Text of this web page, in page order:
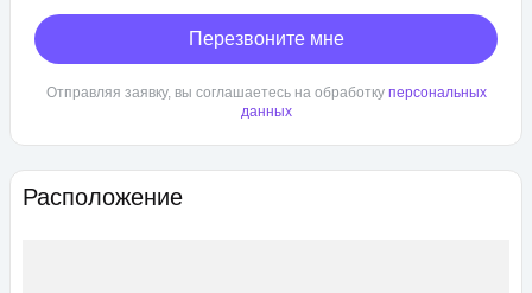
Расположение
Перезвоните мне
Отправляя заявку, вы соглашаетесь на обработку персональных
данных